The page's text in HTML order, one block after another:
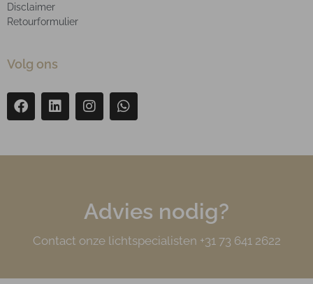
Disclaimer
Retourformulier
Volg ons
Advies nodig?
Contact onze lichtspecialisten +31 73 641 2622